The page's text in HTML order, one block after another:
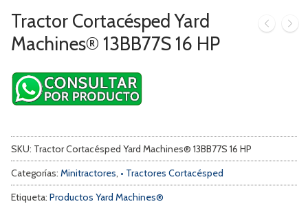
Tractor Cortacésped Yard
Machines® 13BB77S 16 HP
SKU: Tractor Cortacésped Yard Machines® 13BB77S 16 HP
Categorías: Minitractores, • Tractores Cortacésped
Etiqueta: Productos Yard Machines®